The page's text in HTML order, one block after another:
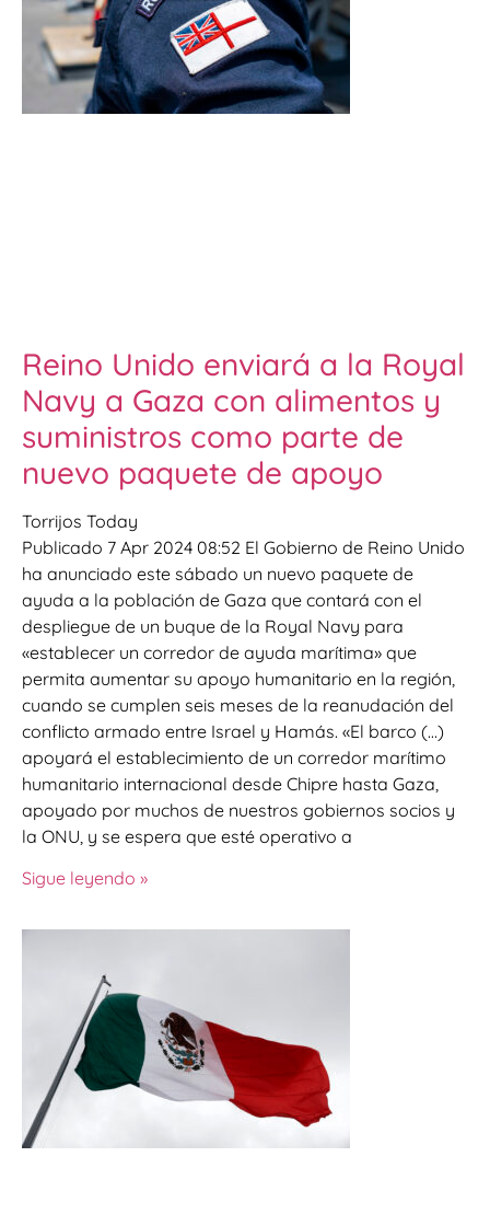
Reino Unido enviará a la Royal
Navy a Gaza con alimentos y
suministros como parte de
nuevo paquete de apoyo
Torrijos Today
Publicado 7 Apr 2024 08:52 El Gobierno de Reino Unido
ha anunciado este sábado un nuevo paquete de
ayuda a la población de Gaza que contará con el
despliegue de un buque de la Royal Navy para
«establecer un corredor de ayuda marítima» que
permita aumentar su apoyo humanitario en la región,
cuando se cumplen seis meses de la reanudación del
conflicto armado entre Israel y Hamás. «El barco (…)
apoyará el establecimiento de un corredor marítimo
humanitario internacional desde Chipre hasta Gaza,
apoyado por muchos de nuestros gobiernos socios y
la ONU, y se espera que esté operativo a
Sigue leyendo »